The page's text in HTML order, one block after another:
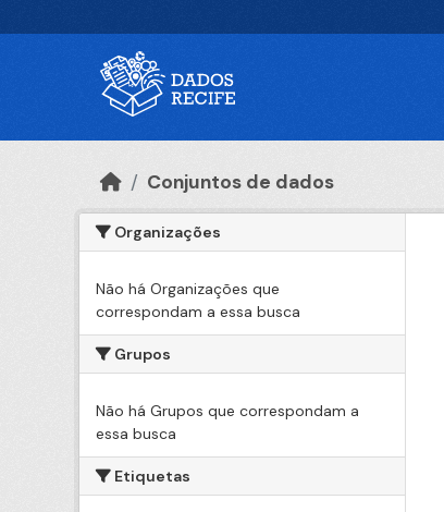
Conjuntos de dados
Organizações
Não há Organizações que
correspondam a essa busca
Grupos
Não há Grupos que correspondam a
essa busca
Etiquetas